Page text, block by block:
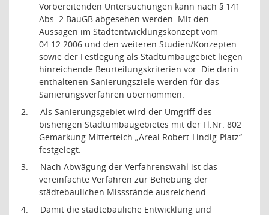
Vorbereitenden Untersuchungen kann nach § 141
Abs. 2 BauGB abgesehen werden. Mit den
Aussagen im Stadtentwicklungskonzept vom
04.12.2006 und den weiteren Studien/Konzepten
sowie der Festlegung als Stadtumbaugebiet liegen
hinreichende Beurteilungskriterien vor. Die darin
enthaltenen Sanierungsziele werden für das
Sanierungsverfahren übernommen.
2.
Als Sanierungsgebiet wird der Umgriff des
bisherigen Stadtumbaugebietes mit der Fl.Nr. 802
Gemarkung Mitterteich „Areal Robert-Lindig-Platz“
festgelegt.
3.
Nach Abwägung der Verfahrenswahl ist das
vereinfachte Verfahren zur Behebung der
städtebaulichen Missstände ausreichend.
4.
Damit die städtebauliche Entwicklung und